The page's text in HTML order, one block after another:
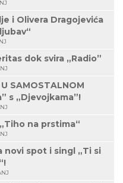
i Olivera Dragojevića
dok svira „Radio”
U SAMOSTALNOM
s „Djevojkama”!
na prstima“
novi spot i singl „Ti si